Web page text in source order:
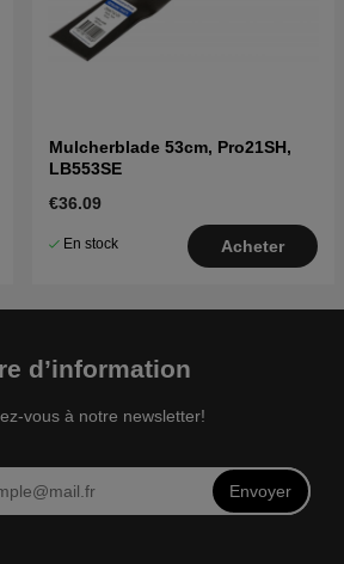
Mulcherblade 53cm, Pro21SH,
LB553SE
€36.09
En stock Acheter
d’information
vous à notre newsletter!
Envoyer